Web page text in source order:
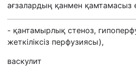
ағзалардың қанмен қамтамасыз
- қантамырлық стеноз,
жеткіліксіз перфузиясы),
васкулит